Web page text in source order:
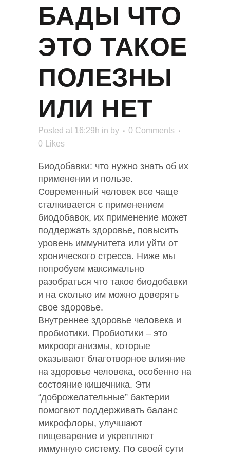
БАДЫ ЧТО
ЭТО ТАКОЕ
ПОЛЕЗНЫ
ИЛИ НЕТ
Posted at 16:29h in by
0 Comments
0
Likes
Биодобавки: что нужно знать об их
применении и пользе.
Современный человек все чаще
сталкивается с применением
биодобавок, их применение может
поддержать здоровье, повысить
уровень иммунитета или уйти от
хронического стресса. Ниже мы
попробуем максимально
разобраться что такое биодобавки
и на сколько им можно доверять
свое здоровье.
Внутреннее здоровье человека и
пробиотики. Пробиотики – это
микроорганизмы, которые
оказывают благотворное влияние
на здоровье человека, особенно на
состояние кишечника. Эти
“доброжелательные” бактерии
помогают поддерживать баланс
микрофлоры, улучшают
пищеварение и укрепляют
иммунную систему. По своей сути